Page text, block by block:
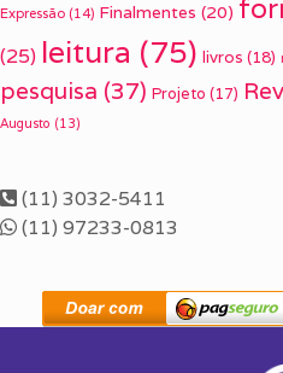
Expressão (14) Finalmentes (20)
(25) leitura (75) livros (18)
pesquisa (37) Projeto (17)
Augusto (13)
(11) 3032-5411
(11) 97233-0813